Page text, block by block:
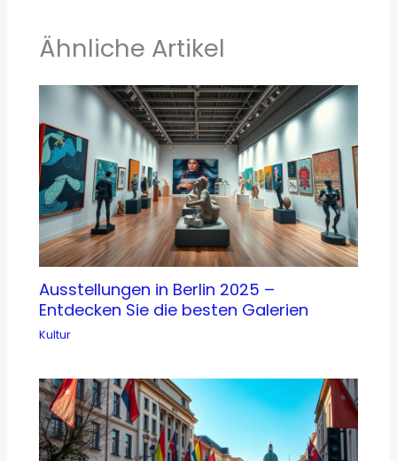
Ähnliche Artikel
Ausstellungen in Berlin 2025 –
Entdecken Sie die besten Galerien
Kultur